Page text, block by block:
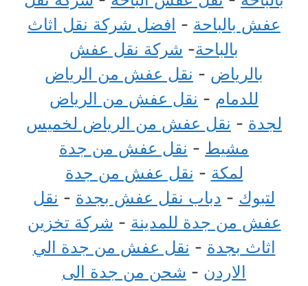
عفش بالباحة - افضل شركة نقل اثاث
بالباحة- شركة نقل عفش
بالرياض - نقل عفش من الرياض
للدمام - نقل عفش من الرياض
لجدة - نقل عفش من الرياض لخميس
مشيط - نقل عفش من جدة
لمكة - نقل عفش من جدة
لتبوك - دباب نقل عفش بجدة - نقل
عفش من جدة للمدينة - شركة تخزين
اثاث بجدة - نقل عفش من جدة الي
الاردن - شحن من جدة الى